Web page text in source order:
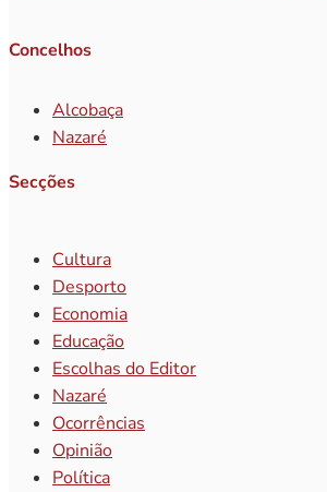
Concelhos
Alcobaça
Nazaré
Secções
Cultura
Desporto
Economia
Educação
Escolhas do Editor
Nazaré
Ocorrências
Opinião
Política